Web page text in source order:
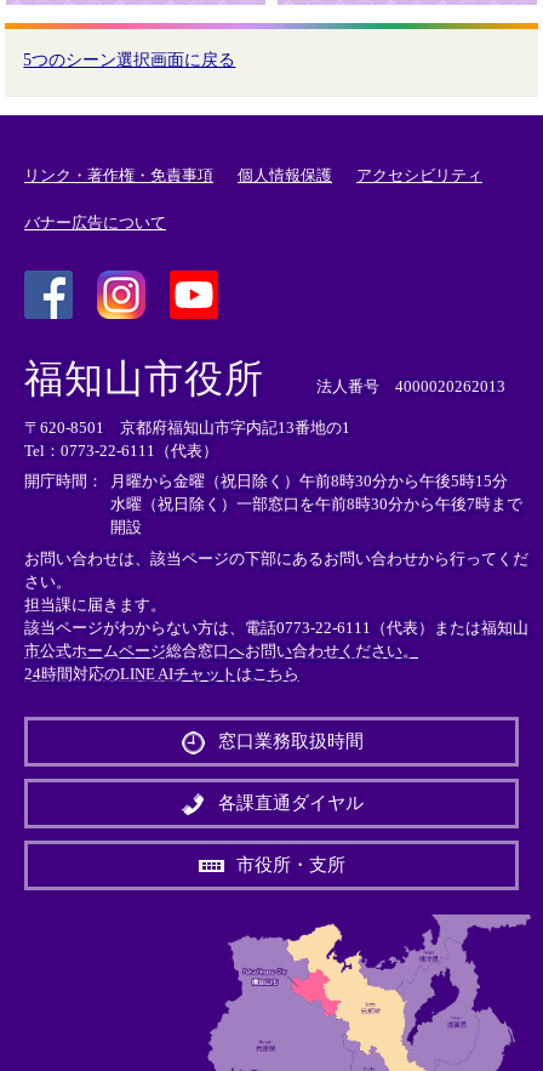
5つのシーン選択画面に戻る
リンク・著作権・免責事項 個人情報保護 アクセシビリティ
バナー広告について
外
部
リ
ン
ク
＞
外
リ
ン
ク
＞
外
部
ン
ク
＞
福知山市役所 法人番号 4000020262013
〒620-8501 京都府福知山市字内記13番地の1
Tel：0773-22-6111（代表）
開庁時間：
月曜から金曜（祝日除く）午前8時30分から午後5時15分
水曜（祝日除く）一部窓口を午前8時30分から午後7時まで
開設
お問い合わせは、該当ページの下部にあるお問い合わせから行ってくだ
さい。
担当課に届きます。
該当ページがわからない方は、電話0773-22-6111（代表）または福知山
市公式ホームページ総合窓口へお問い合わせください。
24時間対応のLINE AIチャットはこちら
外
リ
ン
＞
窓口業務取扱時間
各課直通ダイヤル
市役所・支所